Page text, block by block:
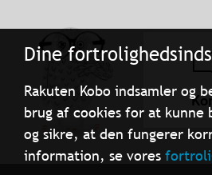
Dine
Rakuten Kobo indsamler og
brug af cookies for at
og sikre, at den fungerer
information, se vores